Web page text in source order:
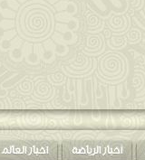
أخبار الرياضة اخبار العالم